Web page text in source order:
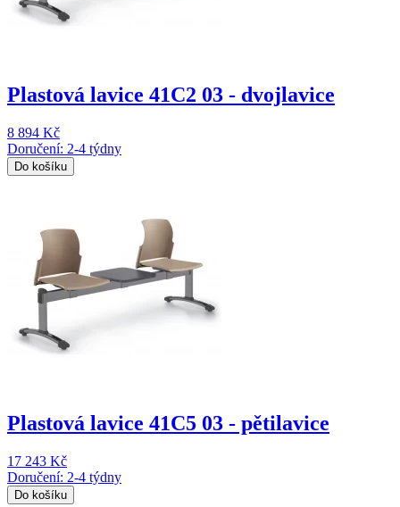
Plastová lavice 41C2 03 - dvojlavice
8 894 Kč
Doručení: 2-4 týdny
Do košíku
Plastová lavice 41C5 03 - pětilavice
17 243 Kč
Doručení: 2-4 týdny
Do košíku